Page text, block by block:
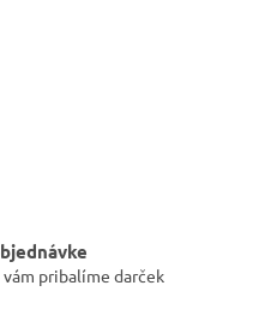
pribalíme darček